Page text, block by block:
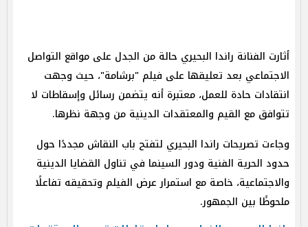
أثارت الفنانة راندا البحيري حالة من الجدل على مواقع التواصل
الاجتماعي بعد تعليقها على فيلم "برشامة"، حيث وجهت
انتقادات حادة للعمل، معتبرة أنه يتضمن رسائل وإسقاطات لا
تتوافق مع القيم والمعتقدات الدينية من وجهة نظرها.
وجاءت تصريحات راندا البحيري لتفتح باب النقاش مجددًا حول
حدود الحرية الفنية ودور السينما في تناول القضايا الدينية
والاجتماعية، خاصة مع استمرار عرض الفيلم وتحقيقه تفاعلًا
ملحوظًا بين الجمهور.